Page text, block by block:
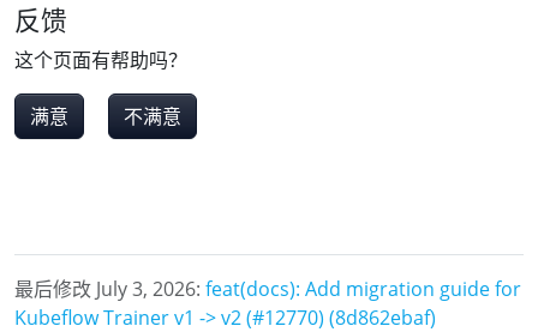
反馈
这个页面有帮助吗？
满意 不满意
最后修改 July 3, 2026: feat(docs): Add migration guide for
Kubeflow Trainer v1 -> v2 (#12770) (8d862ebaf)